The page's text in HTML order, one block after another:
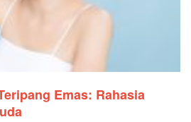
Emas: Rahasia